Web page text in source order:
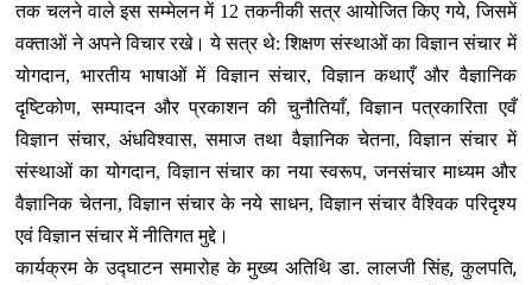
तक चलने वाले इस सम्‍मेलन में 12 तकनीकी सत्र आयोजित किए गये, जिसमें
वक्‍ताओं ने अपने विचार रखे। ये सत्र थे: शिक्षण संस्‍थाओं का विज्ञान संचार में
योगदान, भारतीय भाषाओं में विज्ञान संचार, विज्ञान कथाएँ और वैज्ञानिक
दृष्टिकोण, सम्‍पादन और प्रकाशन की चुनौतियाँ, विज्ञान पत्रकारिता एवँ
विज्ञान संचार, अंधविश्‍वास, समाज तथा वैज्ञानिक चेतना, विज्ञान संचार में
संस्‍थाओं का योगदान, विज्ञान संचार का नया स्‍वरूप, जनसंचार माध्‍यम और
वैज्ञानिक चेतना, विज्ञान संचार के नये साधन, विज्ञान संचार वैश्विक परिदृश्‍य
एवं विज्ञान संचार में नीतिगत मुद्दे।
कार्यक्रम के उद्घाटन समारोह के मुख्य अतिथि डा. लालजी सिंह,कुलपति,